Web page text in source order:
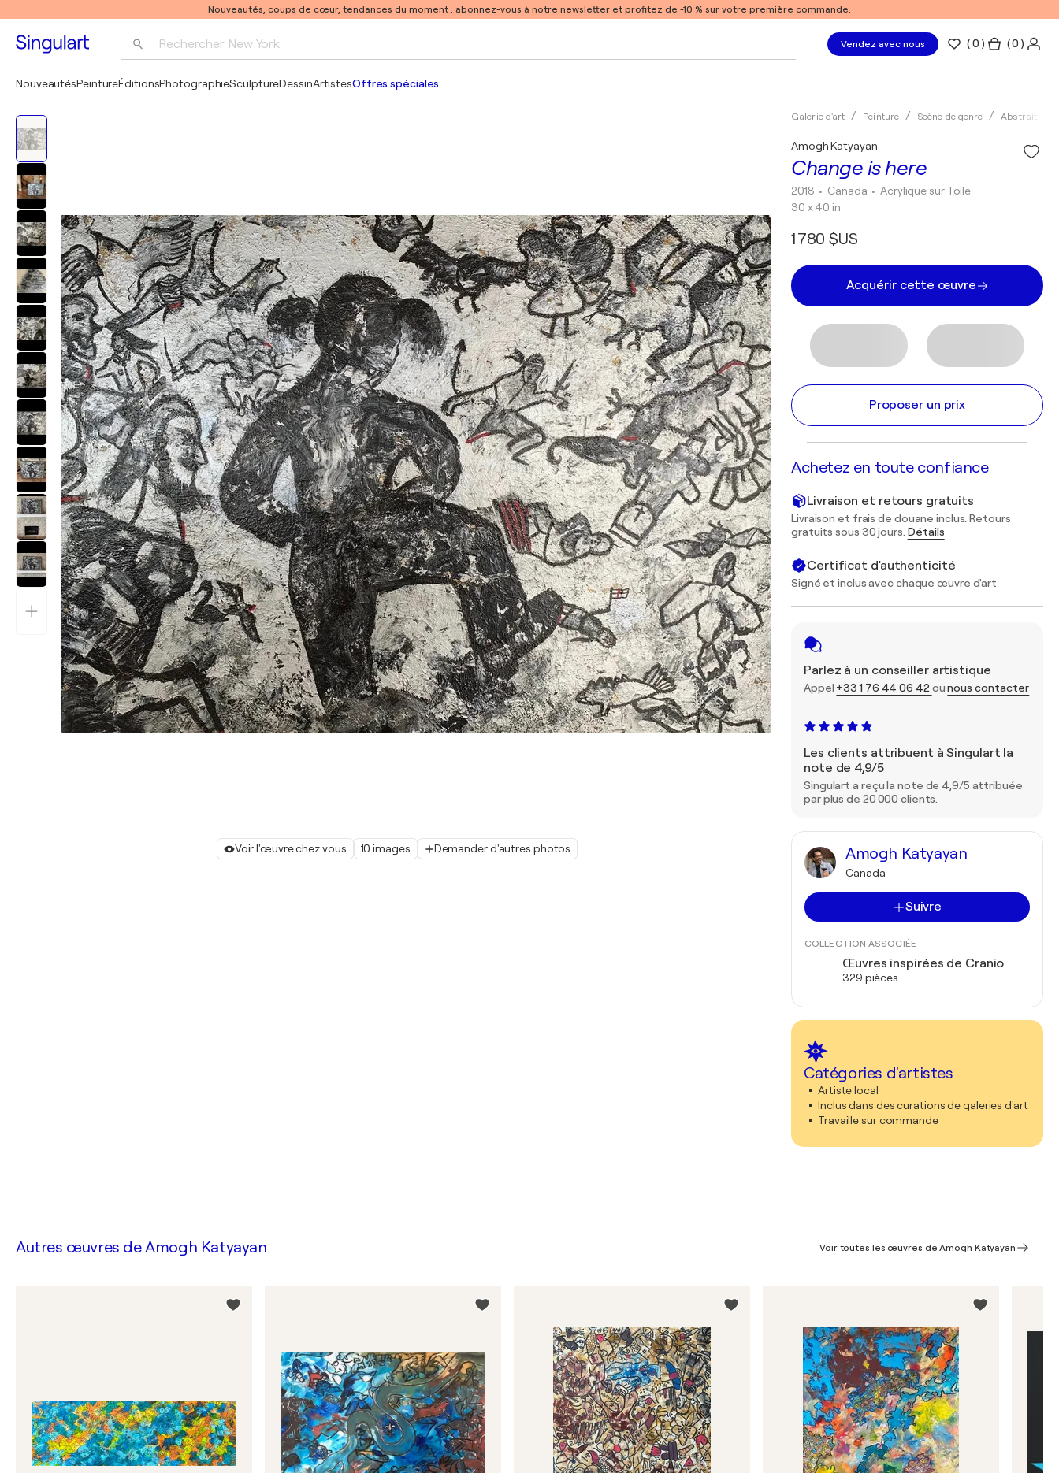
Nouveautés, coups de cœur, tendances du moment : abonnez-vous à notre newsletter et profitez de -10 % sur votre première commande.
Rechercher New York Vendez avec nous (0 ) ( 0 )
NouveautésPeintureÉditionsPhotographieSculptureDessinArtistesOffres spéciales
Voir l'œuvre chez vous 10 images Demander d'autres photos
Galerie d'art Peinture Scène de genre Abstrait
Change is here
Amogh Katyayan
2018 • Canada •Acrylique sur Toile
30 x 40 in
1 780 $US
Acquérir cette œuvre
Proposer un prix
Achetez en toute confiance
Livraison et retours gratuits
Livraison et frais de douane inclus. Retours
gratuits sous 30 jours. Détails
Certificat d'authenticité
Signé et inclus avec chaque œuvre d'art
Parlez à un conseiller artistique
Appel +33 1 76 44 06 42 ounous contacter
Les clients attribuent à Singulart la
note de 4,9/5
Singulart a reçu la note de 4,9/5 attribuée
par plus de 20 000 clients.
Amogh Katyayan
Canada
Suivre
COLLECTION ASSOCIÉE
Œuvres inspirées de Cranio
329 pièces
Catégories d'artistes
Artiste local
Inclus dans des curations de galeries d'art
Travaille sur commande
Autres œuvres deAmogh Katyayan Voir toutes les œuvres de Amogh Katyayan